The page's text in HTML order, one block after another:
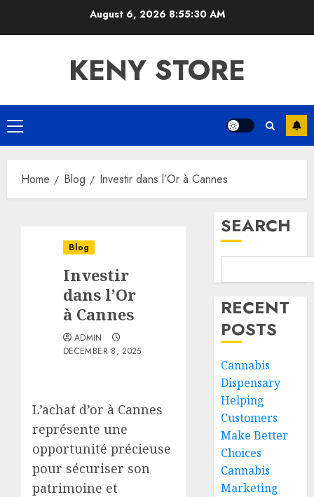
August 6, 2026 8:55:30 AM
KENY STORE
Primary
Menu
Home Blog Investir dans l’Or à Cannes
Blog
Investir
dans l’Or
à Cannes
ADMIN
DECEMBER 8, 2025
L’achat d’or à Cannes
représente une
opportunité précieuse
pour sécuriser son
patrimoine et
SEARCH
RECENT
POSTS
Cannabis
Dispensary
Helping
Customers
Make Better
Choices
Cannabis
Marketing